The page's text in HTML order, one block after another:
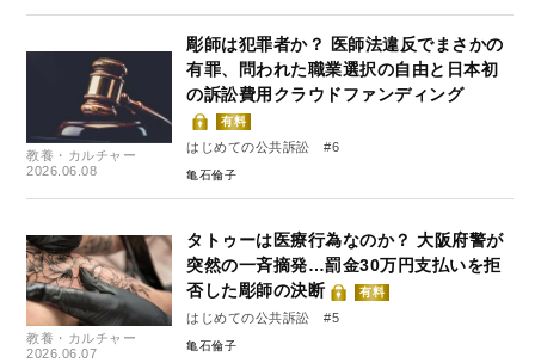
教養・カルチャー
2026.06.08
彫師は犯罪者か？ 医師法違反でまさかの
有罪、問われた職業選択の自由と日本初
の訴訟費用クラウドファンディング
有料
はじめての公共訴訟 #6
亀石倫子
教養・カルチャー
2026.06.07
タトゥーは医療行為なのか？ 大阪府警が
突然の一斉摘発…罰金30万円支払いを拒
否した彫師の決断
有料
はじめての公共訴訟 #5
亀石倫子